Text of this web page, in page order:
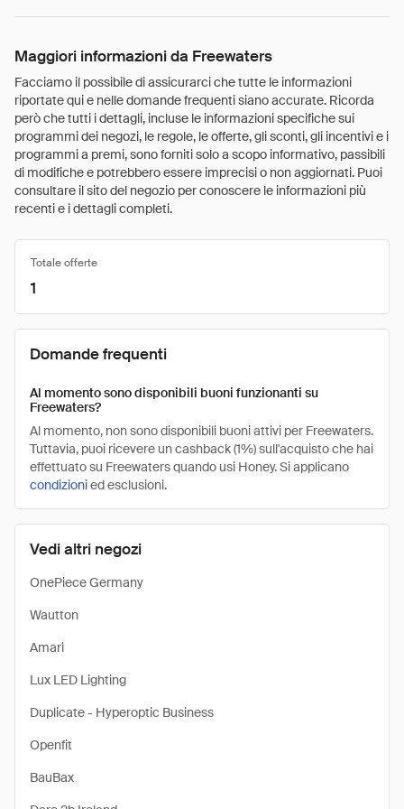
Maggiori informazioni da Freewaters
Facciamo il possibile di assicurarci che tutte le informazioni
riportate qui e nelle domande frequenti siano accurate. Ricorda
però che tutti i dettagli, incluse le informazioni specifiche sui
programmi dei negozi, le regole, le offerte, gli sconti, gli incentivi e i
programmi a premi, sono forniti solo a scopo informativo, passibili
di modifiche e potrebbero essere imprecisi o non aggiornati. Puoi
consultare il sito del negozio per conoscere le informazioni più
recenti e i dettagli completi.
Vedi altri negozi
OnePiece Germany
Wautton
Amari
Lux LED Lighting
Duplicate - Hyperoptic Business
Openfit
BauBax
Totale offerte
1
Domande frequenti
Al momento sono disponibili buoni funzionanti su
Freewaters?
Al momento, non sono disponibili buoni attivi per Freewaters.
Tuttavia, puoi ricevere un cashback (1%) sull'acquisto che hai
effettuato su Freewaters quando usi Honey. Si applicano
condizionied esclusioni.